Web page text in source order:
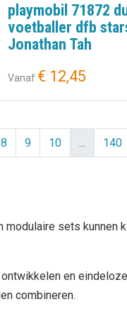
playmobil 71872
voetballer dfb
Jonathan Tah
Vanaf € 12,45
8 9 10 ... 140
sets kunnen
en
combineren.